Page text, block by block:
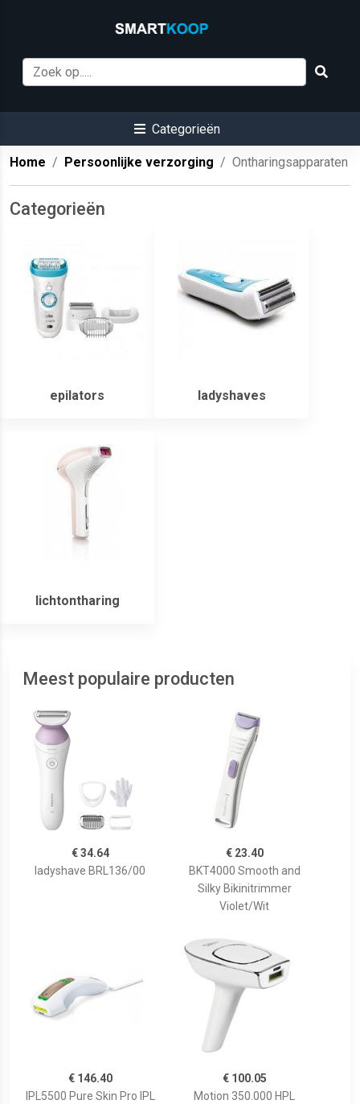
Categorieën
Home Persoonlijke verzorging Ontharingsapparaten
Categorieën
epilators ladyshaves
lichtontharing
Meest populaire producten
€ 34.64
ladyshave BRL136/00
€ 23.40
BKT4000 Smooth and
Silky Bikinitrimmer
Violet/Wit
€ 146.40
IPL5500 Pure Skin Pro IPL
€ 100.05
Motion 350.000 HPL